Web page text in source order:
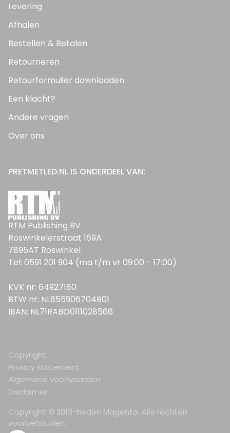
Levering
Afhalen
Bestellen & Betalen
Retourneren
Retourformulier downloaden
Een klacht?
Andere vragen
Over ons
PRETMETLED.NL IS ONDERDEEL VAN:
RTM Publishing BV
Roswinkelerstraat 169A
7895AT Roswinkel
Tel: 0591 201 904 (ma t/m vr 09:00 - 17:00)
KVK nr: 64927180
BTW nr: NL855906704B01
IBAN: NL71RABO0111028566
Copyright © 2013-heden Magento. Alle rechten
voorbehouden.
Copyright
Privacy statement
Algemene voorwaarden
Disclaimer